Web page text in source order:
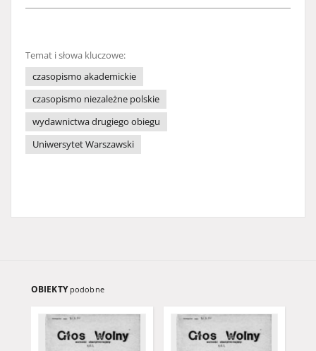
Temat i słowa kluczowe:
czasopismo akademickie
czasopismo niezależne polskie
wydawnictwa drugiego obiegu
Uniwersytet Warszawski
OBIEKTY podobne